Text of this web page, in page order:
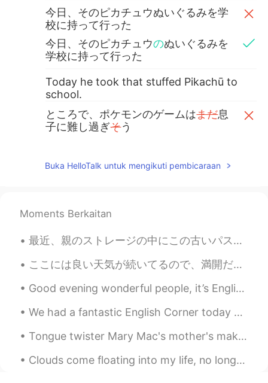
今日、そのピカチュウぬいぐるみを学
校に持って行った
今日、そのピカチュウのぬいぐるみを
学校に持って行った
Today he took that stuffed Pikachū to
school.
ところで、ポケモンのゲームはまだ息
子に難し過ぎそう
EN JPCN KR
@Enyありがとう😊
gtj2017 2020.01.07 02:22
訂正をありがとう！そして私も若い
時にポケモンが好きだった(笑)
gtj2017 2020.01.07 02:21
Buka HelloTalk untuk mengikuti pembicaraan
Moments Berkaitan
最近、親のストレージの中にこの古いパスタ機を見つかったので、麺を作ってみようと決めた Recently, in my parents storage I found this old pasta...
ここには良い天気が続いてるので、満開だったアーモンド木が見られた The nice weather here has been continuing, so I could see some a...
Good evening wonderful people, it’s English practice time. Send me a message if you want to pra...
We had a fantastic English Corner today at a wonderful Beijing Duck restaurant in Beijing. Great...
Tongue twister Mary Mac's mother's making Mary Mac marry me. My mother's making me marry Mary ...
Clouds come floating into my life, no longer to carry rain or usher storm, but to add color to my...